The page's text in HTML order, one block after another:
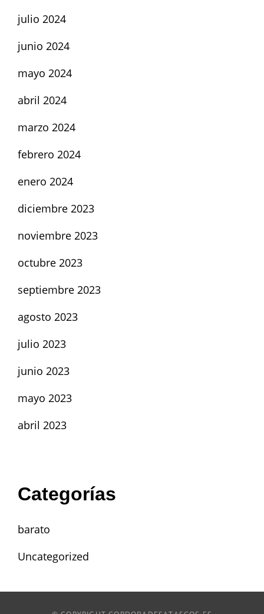
julio 2024
junio 2024
mayo 2024
abril 2024
marzo 2024
febrero 2024
enero 2024
diciembre 2023
noviembre 2023
octubre 2023
septiembre 2023
agosto 2023
julio 2023
junio 2023
mayo 2023
abril 2023
Categorías
barato
Uncategorized